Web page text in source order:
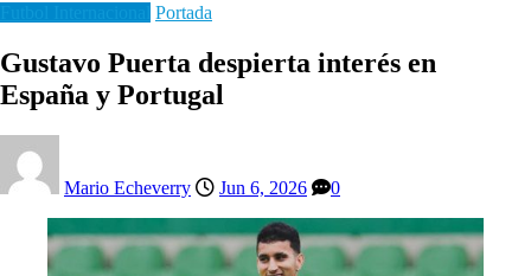
Portada
Gustavo Puerta despierta interés en
España y Portugal
Mario Echeverry Jun 6, 2026 0